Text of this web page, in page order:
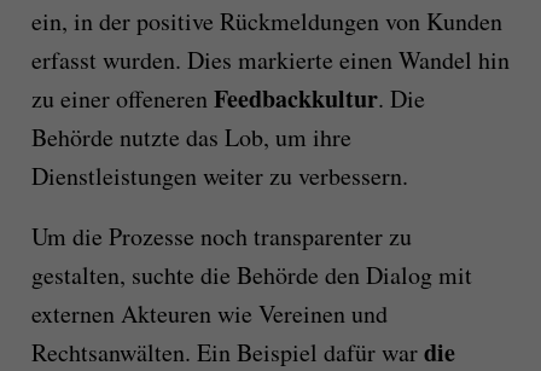
ein, in der positive Rückmeldungen von Kunden
erfasst wurden. Dies markierte einen Wandel hin
zu einer offenerenFeedbackkultur. Die
Behörde nutzte das Lob, um ihre
Dienstleistungen weiter zu verbessern.
Um die Prozesse noch transparenter zu
gestalten, suchte die Behörde den Dialog mit
externen Akteuren wie Vereinen und
Rechtsanwälten. Ein Beispiel dafür wardie